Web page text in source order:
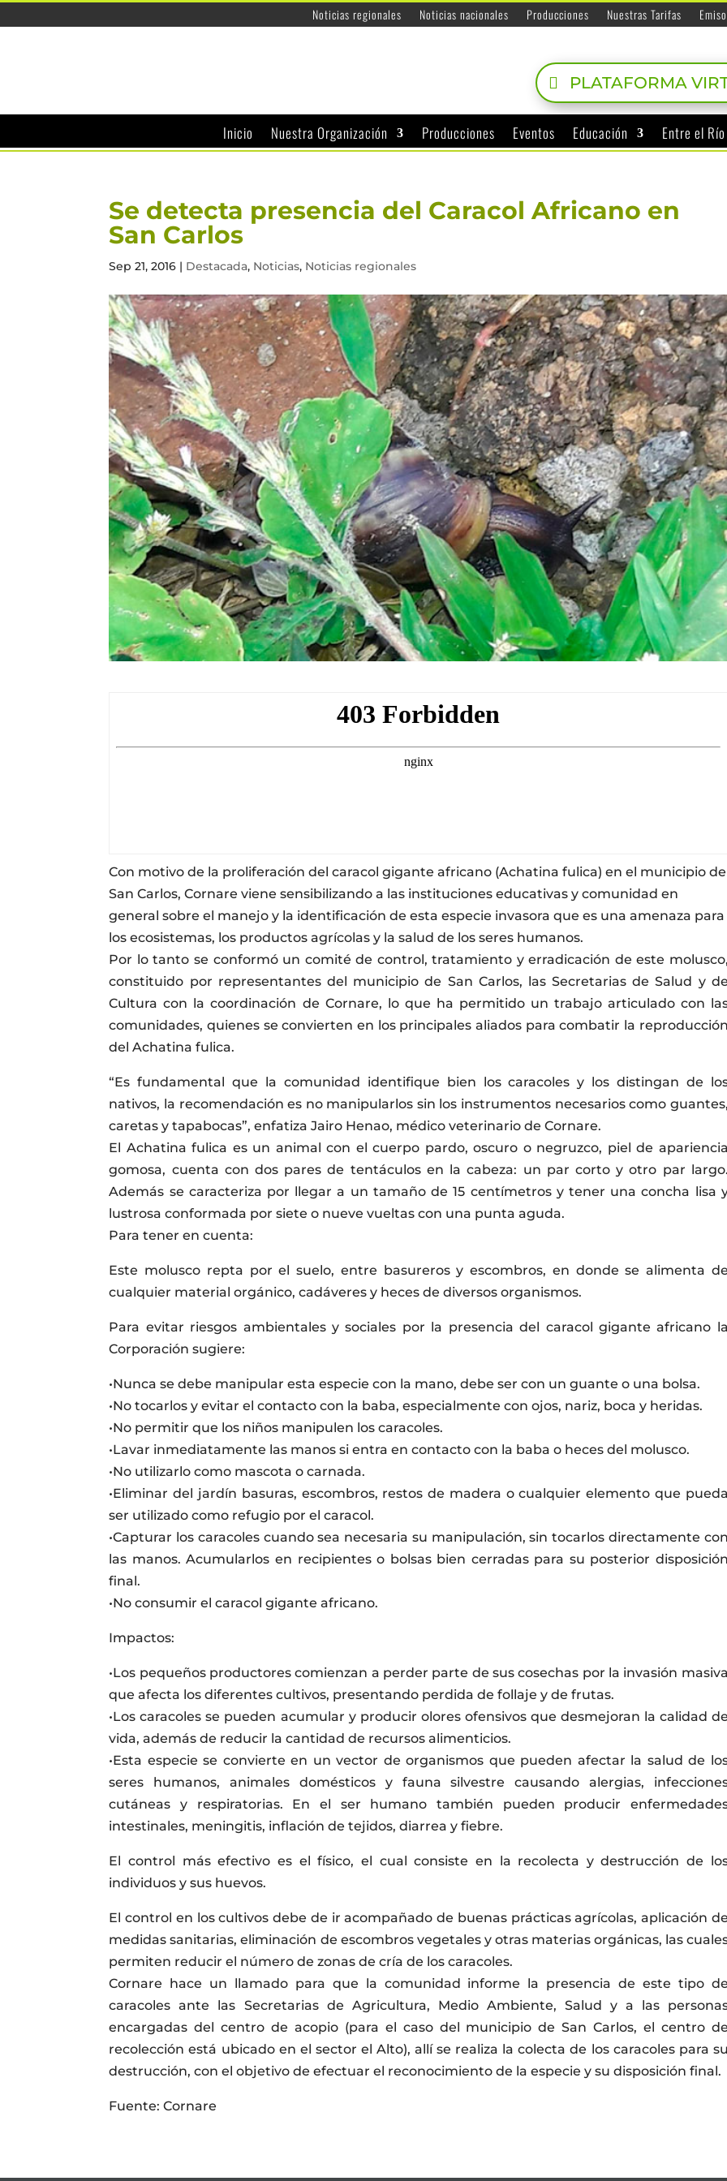
Noticias regionales Noticias nacionales Producciones Nuestras Tarifas
PLATAFORMA
Inicio Nuestra Organización Producciones Eventos Educación Entre el
Se detecta presencia del Caracol Africano en
San Carlos
Sep 21, 2016 | Destacada, Noticias, Noticias regionales
Con motivo de la proliferación del caracol gigante africano (Achatina fulica) en el municipio de
San Carlos, Cornare viene sensibilizando a las instituciones educativas y comunidad en
general sobre el manejo y la identificación de esta especie invasora que es una amenaza para
los ecosistemas, los productos agrícolas y la salud de los seres humanos.
Por lo tanto se conformó un comité de control, tratamiento y erradicación de este molusco,
constituido por representantes del municipio de San Carlos, las Secretarias de Salud y de
Cultura con la coordinación de Cornare, lo que ha permitido un trabajo articulado con
comunidades, quienes se convierten en los principales aliados para combatir la reproducción
del Achatina fulica.
“Es fundamental que la comunidad identifique bien los caracoles y los distingan de
nativos, la recomendación es no manipularlos sin los instrumentos necesarios como guantes,
caretas y tapabocas”, enfatiza Jairo Henao, médico veterinario de Cornare.
El Achatina fulica es un animal con el cuerpo pardo, oscuro o negruzco, piel de apariencia
gomosa, cuenta con dos pares de tentáculos en la cabeza: un par corto y otro par largo.
Además se caracteriza por llegar a un tamaño de 15 centímetros y tener una concha lisa
lustrosa conformada por siete o nueve vueltas con una punta aguda.
Para tener en cuenta:
Este molusco repta por el suelo, entre basureros y escombros, en donde se alimenta de
cualquier material orgánico, cadáveres y heces de diversos organismos.
Para evitar riesgos ambientales y sociales por la presencia del caracol gigante africano la
Corporación sugiere:
•Nunca se debe manipular esta especie con la mano, debe ser con un guante o una bolsa.
•No tocarlos y evitar el contacto con la baba, especialmente con ojos, nariz, boca y heridas.
•No permitir que los niños manipulen los caracoles.
•Lavar inmediatamente las manos si entra en contacto con la baba o heces del molusco.
•No utilizarlo como mascota o carnada.
•Eliminar del jardín basuras, escombros, restos de madera o cualquier elemento que pueda
ser utilizado como refugio por el caracol.
•Capturar los caracoles cuando sea necesaria su manipulación, sin tocarlos directamente con
las manos. Acumularlos en recipientes o bolsas bien cerradas para su posterior disposición
final.
•No consumir el caracol gigante africano.
Impactos:
•Los pequeños productores comienzan a perder parte de sus cosechas por la invasión masiva
que afecta los diferentes cultivos, presentando perdida de follaje y de frutas.
•Los caracoles se pueden acumular y producir olores ofensivos que desmejoran la calidad de
vida, además de reducir la cantidad de recursos alimenticios.
•Esta especie se convierte en un vector de organismos que pueden afectar la salud de
seres humanos, animales domésticos y fauna silvestre causando alergias,
cutáneas y respiratorias. En el ser humano también pueden producir
intestinales, meningitis, inflación de tejidos, diarrea y fiebre.
El control más efectivo es el físico, el cual consiste en la recolecta y destrucción de
individuos y sus huevos.
El control en los cultivos debe de ir acompañado de buenas prácticas agrícolas, aplicación de
medidas sanitarias, eliminación de escombros vegetales y otras materias orgánicas, las
permiten reducir el número de zonas de cría de los caracoles.
Cornare hace un llamado para que la comunidad informe la presencia de este tipo de
caracoles ante las Secretarias de Agricultura, Medio Ambiente, Salud y a las
encargadas del centro de acopio (para el caso del municipio de San Carlos, el centro de
recolección está ubicado en el sector el Alto), allí se realiza la colecta de los caracoles para su
destrucción, con el objetivo de efectuar el reconocimiento de la especie y su disposición final.
Fuente: Cornare